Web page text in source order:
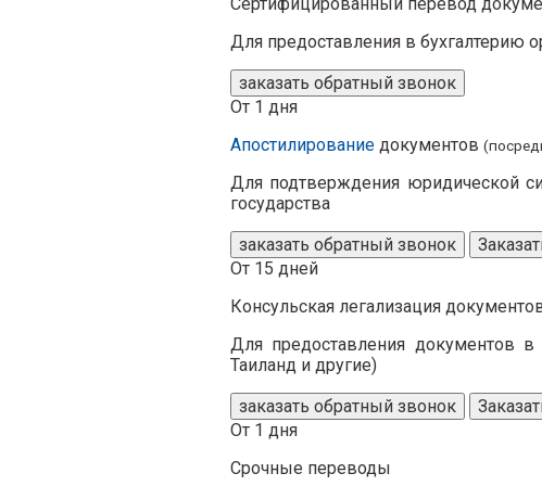
Для предоставления в бухгалтерию
заказать обратный звонок
От 1 дня
Апостилирование документов
Для подтверждения юридической
государства
заказать обратный звонок
От 15 дней
Консульская легализация
Для предоставления документов в
Таиланд и другие)
заказать обратный звонок
От 1 дня
Срочные переводы